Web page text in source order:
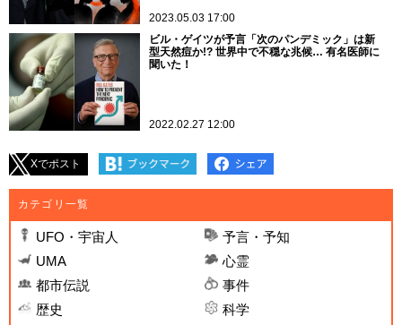
2023.05.03 17:00
ビル・ゲイツが予言「次のパンデミック」は新
型天然痘か!? 世界中で不穏な兆候… 有名医師に
聞いた！
2022.02.27 12:00
Xでポスト
カテゴリ一覧
UFO・宇宙人
予言・予知
UMA
心霊
都市伝説
事件
歴史
科学